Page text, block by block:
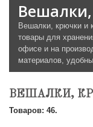
Вешалки, крючки и
товары для
офисе и на
материалов,
ВЕШАЛКИ,
Товаров: 46.